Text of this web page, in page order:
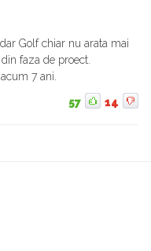
Golf chiar nu arata mai
faza de proect.
7 ani.
57 14